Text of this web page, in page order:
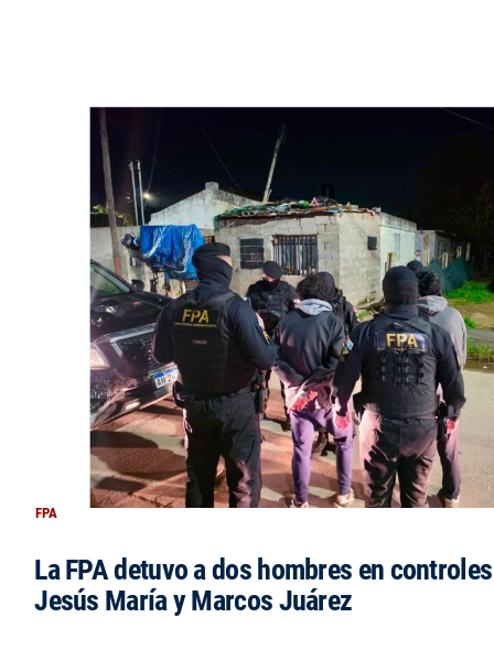
FPA
La FPA detuvo a dos hombres en
Jesús María y Marcos Juárez